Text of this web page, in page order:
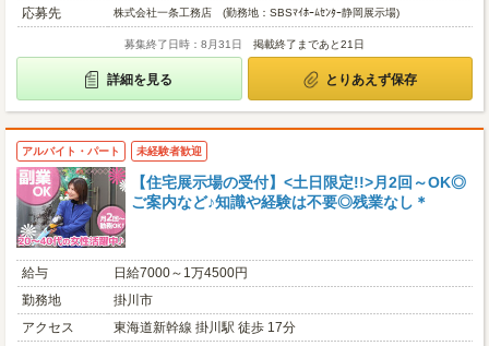
応募先
株式会社一条工務店 (勤務地：SBSﾏｲﾎｰﾑｾﾝﾀｰ静岡展示場)
募集終了日時：8月31日 掲載終了まであと21日
詳細を見る とりあえず保存
アルバイト・パート 未経験者歓迎
【住宅展示場の受付】<土日限定!!>月2回～OK◎
ご案内など♪知識や経験は不要◎残業なし＊
給与
日給7000～1万4500円
勤務地
掛川市
アクセス
東海道新幹線 掛川駅 徒歩 17分